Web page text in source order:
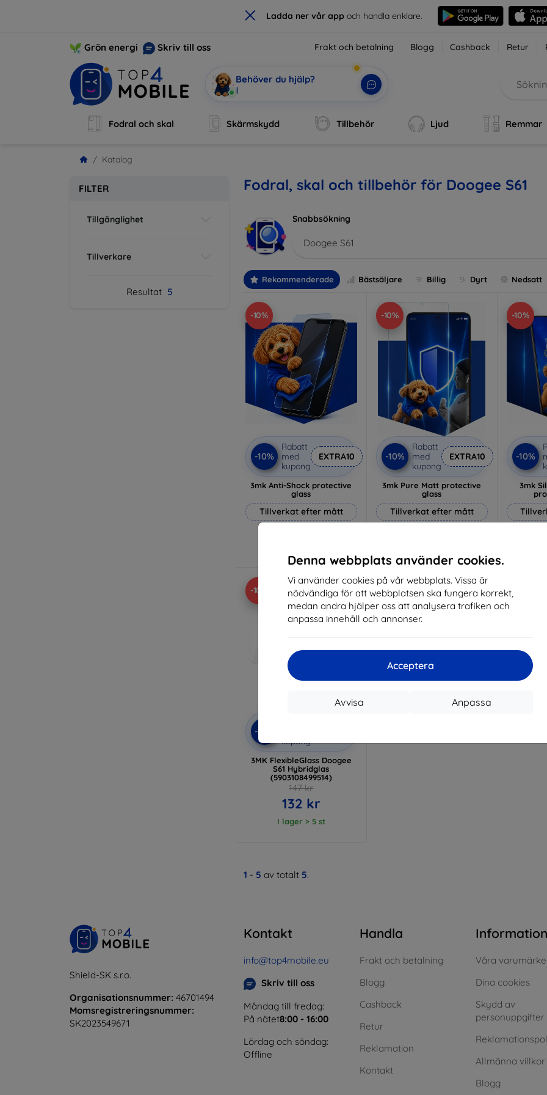
× Ladda ner vår app och handla enklare.
Denna webbplats använder cookies.
Vi använder cookies på vår webbplats. Vissa är
nödvändiga för att webbplatsen ska fungera korrekt,
medan andra hjälper oss att analysera trafiken och
anpassa innehåll och annonser.
Acceptera
Anpassa
Avvisa
Grön energi Skriv till oss Frakt och betalning Blogg Cashback Retur
Behöver du hjälp?
|
Fodral och skal Skärmskydd Tillbehör Ljud Remmar
Katalog
FILTER
Tillgänglighet
Tillverkare
Resultat 5
Fodral, skal och tillbehör för Doogee S61
Snabbsökning
Doogee S61
Rekommenderade Bästsäljare Billig Dyrt Nedsatt
-10%
-10%
Rabatt
med
kupong
EXTRA10
3mk Anti-Shock protective
glass
Tillverkat efter mått
I lager > 5 st
-10%
-10%
Rabatt
med
kupong
EXTRA10
3mk Pure Matt protective
glass
Tillverkat efter mått
I lager > 5 st
-10%
-10%
3mk
I
-10%
-10%
kupong
3MK FlexibleGlass Doogee
S61 Hybridglas
(5903108499514)
147 kr
132 kr
I lager > 5 st
1 - 5 av totalt 5.
Shield-SK s.r.o.
Organisationsnummer: 46701494
Momsregistreringsnummer:
SK2023549671
Kontakt
info@top4mobile.eu
Skriv till oss
Måndag till fredag:
På nätet8:00 - 16:00
Lördag och söndag:
Offline
Handla
Frakt och betalning
Blogg
Cashback
Retur
Reklamation
Kontakt
Information
Våra
Dina cookies
Skydd av
personuppgifter
Allmänna villkor
Blogg